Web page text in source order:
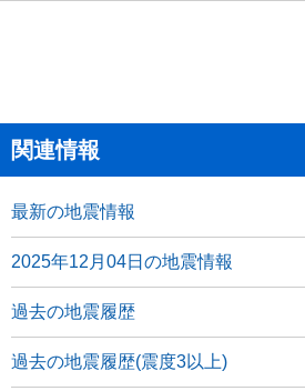
関連情報
最新の地震情報
2025年12月04日の地震情報
過去の地震履歴
過去の地震履歴(震度3以上)